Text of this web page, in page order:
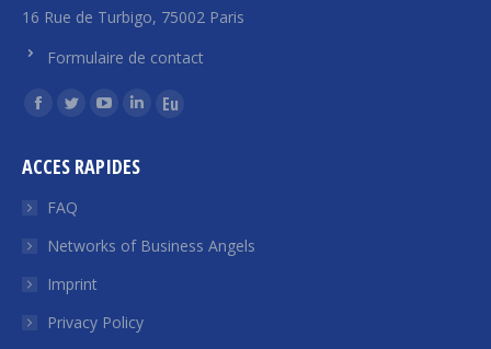
16 Rue de Turbigo, 75002 Paris
Formulaire de contact
Find us on:
Facebook
opens
window
Twitter
opens
in
window
YouTube
opens
window
Linkedin
opens
window
Euroquity
window
ACCES RAPIDES
FAQ
Networks of Business Angels
Imprint
Privacy Policy